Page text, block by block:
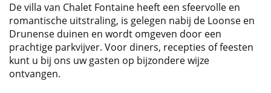
De villa van Chalet Fontaine heeft een sfeervolle en
romantische uitstraling, is gelegen nabij de Loonse en
Drunense duinen en wordt omgeven door een
prachtige parkvijver. Voor diners, recepties of feesten
kunt u bij ons uw gasten op bijzondere wijze
ontvangen.